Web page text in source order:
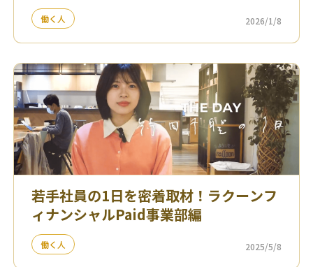
働く人 2026/1/8
若手社員の1日を密着取材！ラクーンフ
ィナンシャルPaid事業部編
働く人 2025/5/8